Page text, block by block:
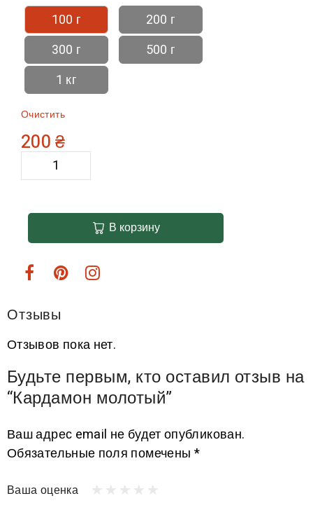
100 г
200 г
300 г
500 г
1 кг
Очистить
200₴
В корзину
Отзывы
Отзывов пока нет.
Будьте первым, кто оставил отзыв на
“Кардамон молотый”
Ваш адрес email не будет опубликован.
Обязательные поля помечены *
Ваша оценка